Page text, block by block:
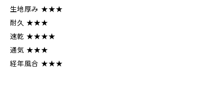
生地厚み ★★★
耐久 ★★★
速乾 ★★★★
通気 ★★★
経年風合 ★★★